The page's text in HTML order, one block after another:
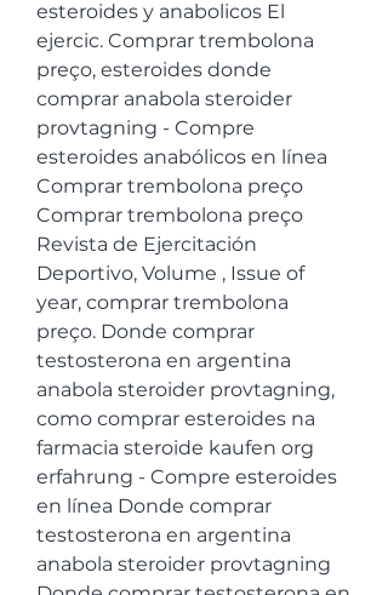
esteroides y anabolicos El
ejercic. Comprar trembolona
preço, esteroides donde
comprar anabola steroider
provtagning - Compre
esteroides anabólicos en línea
Comprar trembolona preço
Comprar trembolona preço
Revista de Ejercitación
Deportivo, Volume , Issue of
year, comprar trembolona
preço. Donde comprar
testosterona en argentina
anabola steroider provtagning,
como comprar esteroides na
farmacia steroide kaufen org
erfahrung - Compre esteroides
en línea Donde comprar
testosterona en argentina
anabola steroider provtagning